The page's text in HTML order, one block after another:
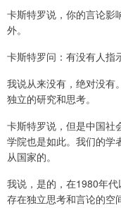
卡斯特罗说，你的言论影
外。
卡斯特罗问：有没有人指
我说从来没有，绝对没有
独立的研究和思考。
卡斯特罗说，但是中国社
学院也是如此。我们的学
从国家的。
我说，是的，在1980年
存在独立思考和言论的空